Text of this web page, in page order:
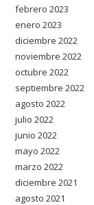
febrero 2023
enero 2023
diciembre 2022
noviembre 2022
octubre 2022
septiembre 2022
agosto 2022
julio 2022
junio 2022
mayo 2022
marzo 2022
diciembre 2021
agosto 2021